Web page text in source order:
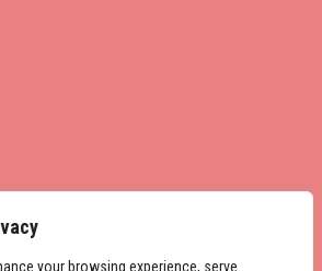
your browsing experience, serve